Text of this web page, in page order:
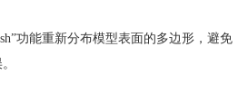
功能重新分布模型表面的多边形，避免